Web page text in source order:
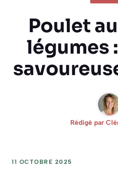
Poulet
légumes
Rédigé par
11 OCTOBRE 2025